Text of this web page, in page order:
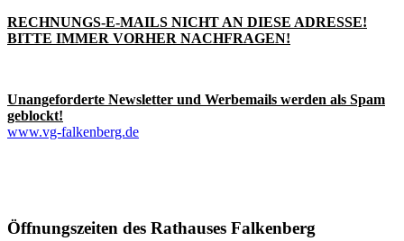
RECHNUNGS-E-MAILS NICHT AN DIESE ADRESSE!
BITTE IMMER VORHER NACHFRAGEN!
Unangeforderte Newsletter und Werbemails werden als Spam
geblockt!
www.vg-falkenberg.de
Öffnungszeiten des Rathauses Falkenberg